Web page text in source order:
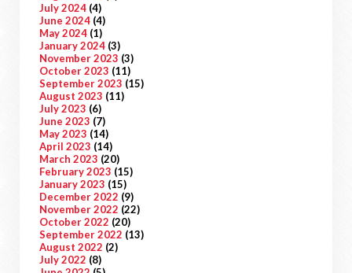
July 2024 (4)
June 2024 (4)
May 2024 (1)
January 2024 (3)
November 2023 (3)
October 2023 (11)
September 2023 (15)
August 2023 (11)
July 2023 (6)
June 2023 (7)
May 2023 (14)
April 2023 (14)
March 2023 (20)
February 2023 (15)
January 2023 (15)
December 2022 (9)
November 2022 (22)
October 2022 (20)
September 2022 (13)
August 2022 (2)
July 2022 (8)